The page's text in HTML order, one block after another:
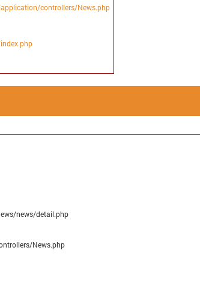
controllers/News.php
'ALIAS' OF NON-
HTTPDOCS/
HTTPDOCS/
HTTPDOCS/
news/detail.php
News.php